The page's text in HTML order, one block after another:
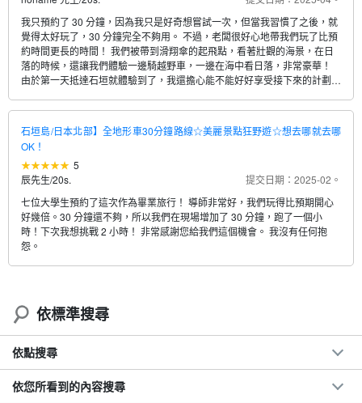
我只預約了 30 分鐘，因為我只是好奇想嘗試一次，但當我習慣了之後，就
覺得太好玩了，30 分鐘完全不夠用。 不過，老闆很好心地帶我們玩了比預
約時間更長的時間！ 我們被帶到滑翔傘的起飛點，看著壯觀的海景，在日
落的時候，還讓我們體驗一邊騎越野車，一邊在海中看日落，非常豪華！
由於第一天抵達石垣就體驗到了，我還擔心能不能好好享受接下來的計劃！
石垣島/日本北部】全地形車30分鐘路線☆美麗景點狂野遊☆想去哪就去哪
OK！
5
辰先生/20s.
提交日期：2025-02。
七位大學生預約了這次作為畢業旅行！ 導師非常好，我們玩得比預期開心
好幾倍。30 分鐘還不夠，所以我們在現場增加了 30 分鐘，跑了一個小
時！下次我想挑戰 2 小時！ 非常感謝您給我們這個機會。 我沒有任何抱
怨。
依標準搜尋
依點搜尋
依您所看到的內容搜尋